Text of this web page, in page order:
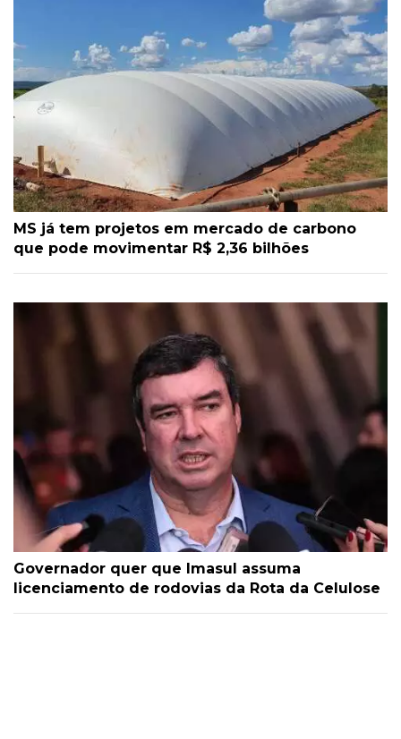
MS já tem projetos em mercado de carbono
que pode movimentar R$ 2,36 bilhões
Governador quer que Imasul assuma
licenciamento de rodovias da Rota da Celulose